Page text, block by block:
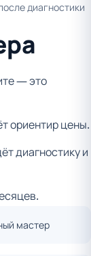
диагностики
— это
ориентир цены.
диагностику и
мастер